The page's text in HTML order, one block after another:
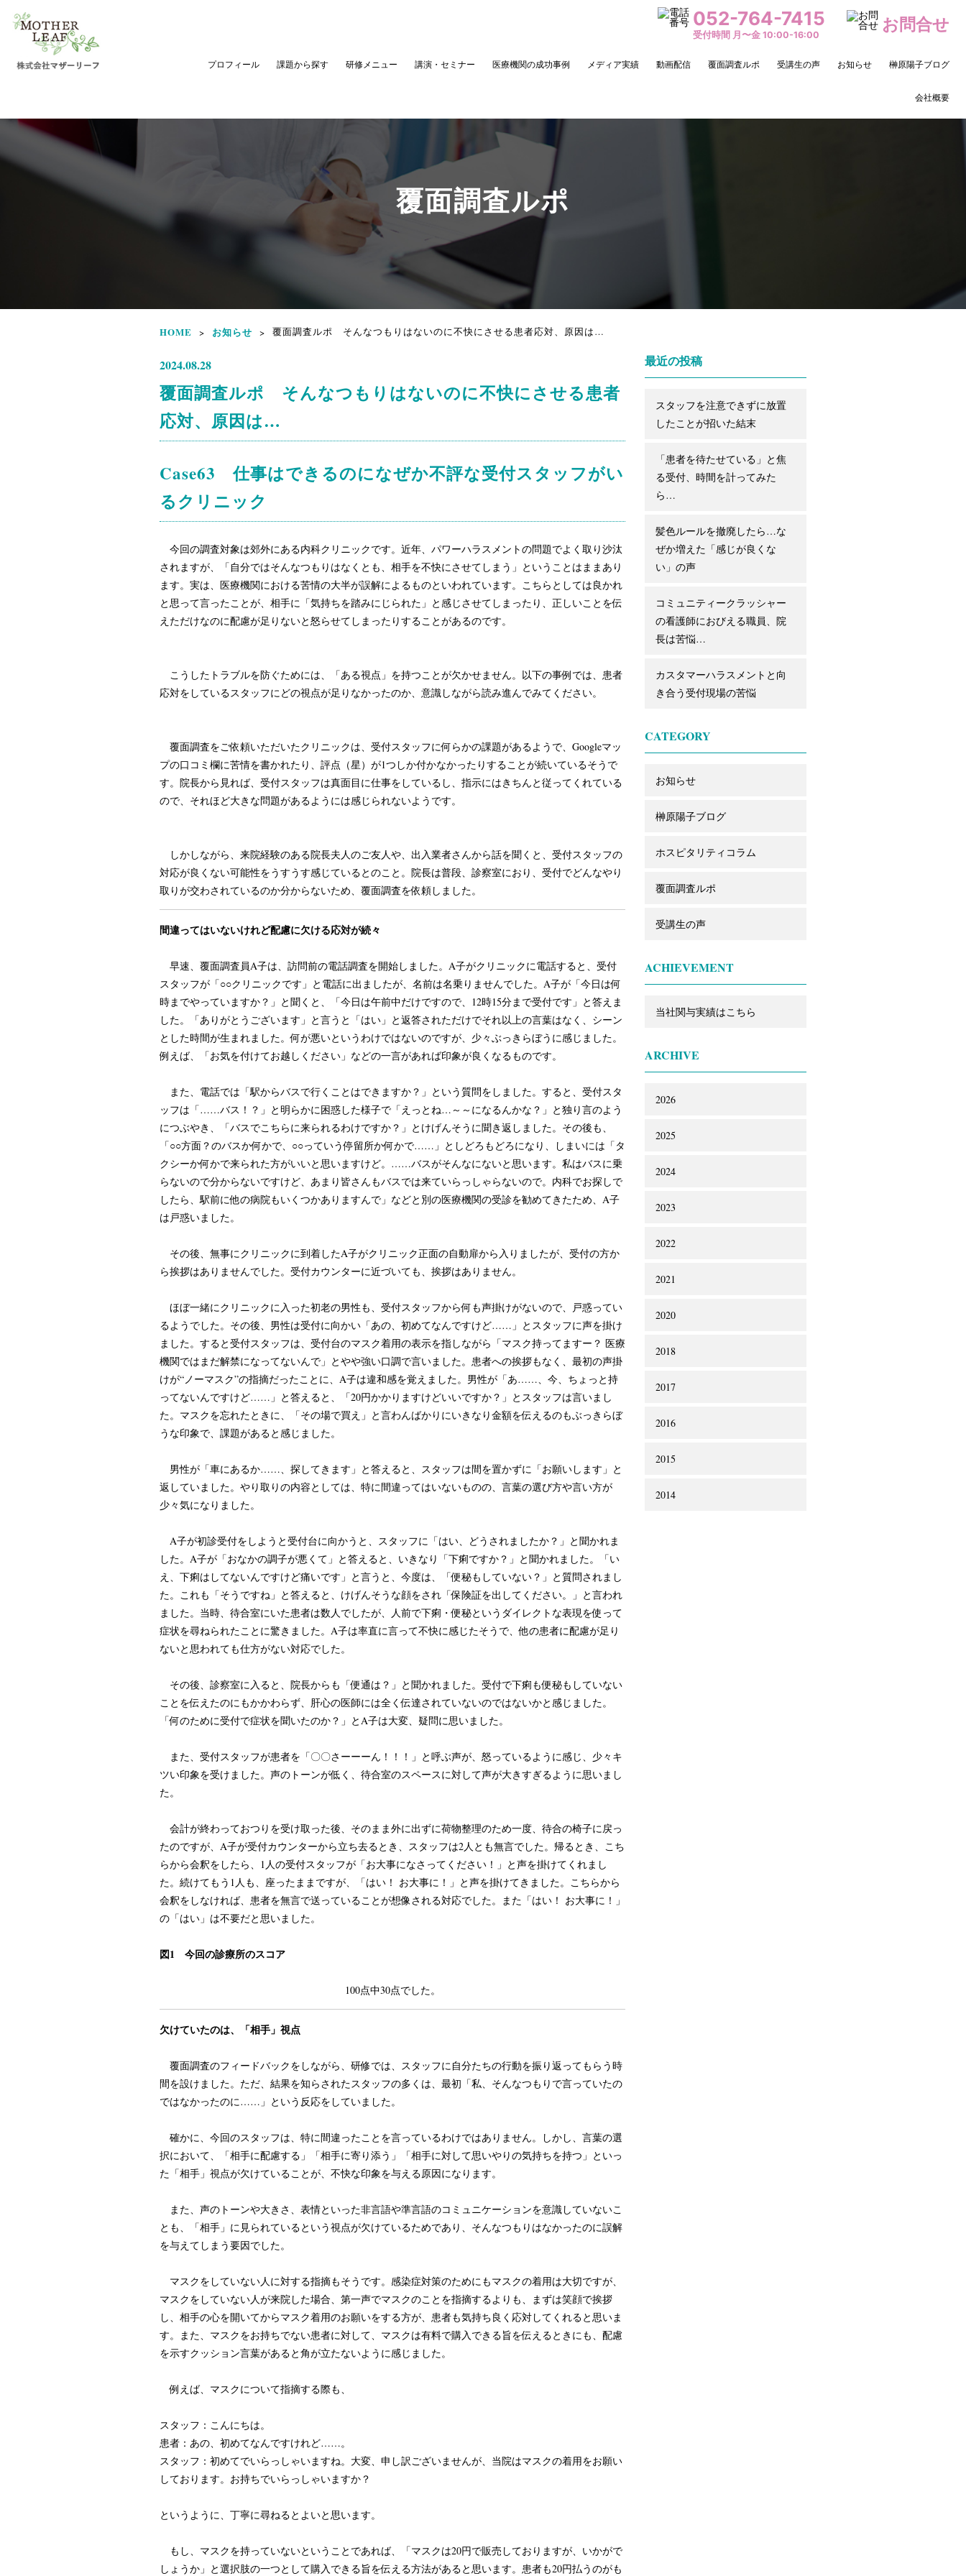
052-764-7415
受付時間 月〜金 10:00-16:00
お問合せ
プロフィール 課題から探す 研修メニュー 講演・セミナー 医療機関の成功事例 メディア実績 動画配信 覆面調査ルポ 受講生の声 お知らせ 榊原陽子ブログ
会社概要
覆面調査ルポ
HOME > お知らせ > 覆面調査ルポ そんなつもりはないのに不快にさせる患者応対、原因は…
2024.08.28
覆面調査ルポ そんなつもりはないのに不快にさせる患者
応対、原因は…
Case63 仕事はできるのになぜか不評な受付スタッフがい
るクリニック
今回の調査対象は郊外にある内科クリニックです。近年、パワーハラスメントの問題でよく取り沙汰
されますが、「自分ではそんなつもりはなくとも、相手を不快にさせてしまう」ということはままあり
ます。実は、医療機関における苦情の大半が誤解によるものといわれています。こちらとしては良かれ
と思って言ったことが、相手に「気持ちを踏みにじられた」と感じさせてしまったり、正しいことを伝
えただけなのに配慮が足りないと怒らせてしまったりすることがあるのです。
こうしたトラブルを防ぐためには、「ある視点」を持つことが欠かせません。以下の事例では、患者
応対をしているスタッフにどの視点が足りなかったのか、意識しながら読み進んでみてください。
覆面調査をご依頼いただいたクリニックは、受付スタッフに何らかの課題があるようで、Googleマッ
プの口コミ欄に苦情を書かれたり、評点（星）が1つしか付かなかったりすることが続いているそうで
す。院長から見れば、受付スタッフは真面目に仕事をしているし、指示にはきちんと従ってくれている
ので、それほど大きな問題があるようには感じられないようです。
しかしながら、来院経験のある院長夫人のご友人や、出入業者さんから話を聞くと、受付スタッフの
対応が良くない可能性をうすうす感じているとのこと。院長は普段、診察室におり、受付でどんなやり
取りが交わされているのか分からないため、覆面調査を依頼しました。
間違ってはいないけれど配慮に欠ける応対が続々
早速、覆面調査員A子は、訪問前の電話調査を開始しました。A子がクリニックに電話すると、受付
スタッフが「○○クリニックです」と電話に出ましたが、名前は名乗りませんでした。A子が「今日は何
時までやっていますか？」と聞くと、「今日は午前中だけですので、12時15分まで受付です」と答えま
した。「ありがとうございます」と言うと「はい」と返答されただけでそれ以上の言葉はなく、シーン
とした時間が生まれました。何が悪いというわけではないのですが、少々ぶっきらぼうに感じました。
例えば、「お気を付けてお越しください」などの一言があれば印象が良くなるものです。
また、電話では「駅からバスで行くことはできますか？」という質問をしました。すると、受付スタ
ッフは「……バス！？」と明らかに困惑した様子で「えっとね…～～になるんかな？」と独り言のよう
につぶやき、「バスでこちらに来られるわけですか？」とけげんそうに聞き返しました。その後も、
「○○方面？のバスか何かで、○○っていう停留所か何かで……」としどろもどろになり、しまいには「タ
クシーか何かで来られた方がいいと思いますけど。……バスがそんなにないと思います。私はバスに乗
らないので分からないですけど、あまり皆さんもバスでは来ていらっしゃらないので。内科でお探しで
したら、駅前に他の病院もいくつかありますんで」などと別の医療機関の受診を勧めてきたため、A子
は戸惑いました。
その後、無事にクリニックに到着したA子がクリニック正面の自動扉から入りましたが、受付の方か
ら挨拶はありませんでした。受付カウンターに近づいても、挨拶はありません。
ほぼ一緒にクリニックに入った初老の男性も、受付スタッフから何も声掛けがないので、戸惑ってい
るようでした。その後、男性は受付に向かい「あの、初めてなんですけど……」とスタッフに声を掛け
ました。すると受付スタッフは、受付台のマスク着用の表示を指しながら「マスク持ってますー？ 医療
機関ではまだ解禁になってないんで」とやや強い口調で言いました。患者への挨拶もなく、最初の声掛
けが“ノーマスク”の指摘だったことに、A子は違和感を覚えました。男性が「あ……、今、ちょっと持
ってないんですけど……」と答えると、「20円かかりますけどいいですか？」とスタッフは言いまし
た。マスクを忘れたときに、「その場で買え」と言わんばかりにいきなり金額を伝えるのもぶっきらぼ
うな印象で、課題があると感じました。
男性が「車にあるか……、探してきます」と答えると、スタッフは間を置かずに「お願いします」と
返していました。やり取りの内容としては、特に間違ってはいないものの、言葉の選び方や言い方が
少々気になりました。
A子が初診受付をしようと受付台に向かうと、スタッフに「はい、どうされましたか？」と聞かれま
した。A子が「おなかの調子が悪くて」と答えると、いきなり「下痢ですか？」と聞かれました。「い
え、下痢はしてないんですけど痛いです」と言うと、今度は、「便秘もしていない？」と質問されまし
た。これも「そうですね」と答えると、けげんそうな顔をされ「保険証を出してください。」と言われ
ました。当時、待合室にいた患者は数人でしたが、人前で下痢・便秘というダイレクトな表現を使って
症状を尋ねられたことに驚きました。A子は率直に言って不快に感じたそうで、他の患者に配慮が足り
ないと思われても仕方がない対応でした。
その後、診察室に入ると、院長からも「便通は？」と聞かれました。受付で下痢も便秘もしていない
ことを伝えたのにもかかわらず、肝心の医師には全く伝達されていないのではないかと感じました。
「何のために受付で症状を聞いたのか？」とA子は大変、疑問に思いました。
また、受付スタッフが患者を「〇〇さーーーん！！！」と呼ぶ声が、怒っているように感じ、少々キ
ツい印象を受けました。声のトーンが低く、待合室のスペースに対して声が大きすぎるように思いまし
た。
会計が終わっておつりを受け取った後、そのまま外に出ずに荷物整理のため一度、待合の椅子に戻っ
たのですが、A子が受付カウンターから立ち去るとき、スタッフは2人とも無言でした。帰るとき、こち
らから会釈をしたら、1人の受付スタッフが「お大事になさってください！」と声を掛けてくれまし
た。続けてもう1人も、座ったままですが、「はい！ お大事に！」と声を掛けてきました。こちらから
会釈をしなければ、患者を無言で送っていることが想像される対応でした。また「はい！ お大事に！」
の「はい」は不要だと思いました。
図1 今回の診療所のスコア
100点中30点でした。
欠けていたのは、「相手」視点
覆面調査のフィードバックをしながら、研修では、スタッフに自分たちの行動を振り返ってもらう時
間を設けました。ただ、結果を知らされたスタッフの多くは、最初「私、そんなつもりで言っていたの
ではなかったのに……」という反応をしていました。
確かに、今回のスタッフは、特に間違ったことを言っているわけではありません。しかし、言葉の選
択において、「相手に配慮する」「相手に寄り添う」「相手に対して思いやりの気持ちを持つ」といっ
た「相手」視点が欠けていることが、不快な印象を与える原因になります。
また、声のトーンや大きさ、表情といった非言語や準言語のコミュニケーションを意識していないこ
とも、「相手」に見られているという視点が欠けているためであり、そんなつもりはなかったのに誤解
を与えてしまう要因でした。
マスクをしていない人に対する指摘もそうです。感染症対策のためにもマスクの着用は大切ですが、
マスクをしていない人が来院した場合、第一声でマスクのことを指摘するよりも、まずは笑顔で挨拶
し、相手の心を開いてからマスク着用のお願いをする方が、患者も気持ち良く応対してくれると思いま
す。また、マスクをお持ちでない患者に対して、マスクは有料で購入できる旨を伝えるときにも、配慮
を示すクッション言葉があると角が立たないように感じました。
例えば、マスクについて指摘する際も、
スタッフ：こんにちは。
患者：あの、初めてなんですけれど……。
スタッフ：初めてでいらっしゃいますね。大変、申し訳ございませんが、当院はマスクの着用をお願い
しております。お持ちでいらっしゃいますか？
というように、丁寧に尋ねるとよいと思います。
もし、マスクを持っていないということであれば、「マスクは20円で販売しておりますが、いかがで
しょうか」と選択肢の一つとして購入できる旨を伝える方法があると思います。患者も20円払うのがも
最近の投稿
スタッフを注意できずに放置
したことが招いた結末
「患者を待たせている」と焦
る受付、時間を計ってみた
ら…
髪色ルールを撤廃したら…な
ぜか増えた「感じが良くな
い」の声
コミュニティークラッシャー
の看護師におびえる職員、院
長は苦悩…
カスタマーハラスメントと向
き合う受付現場の苦悩
CATEGORY
お知らせ
榊原陽子ブログ
ホスピタリティコラム
覆面調査ルポ
受講生の声
ACHIEVEMENT
当社関与実績はこちら
ARCHIVE
2026
2025
2024
2023
2022
2021
2020
2018
2017
2016
2015
2014